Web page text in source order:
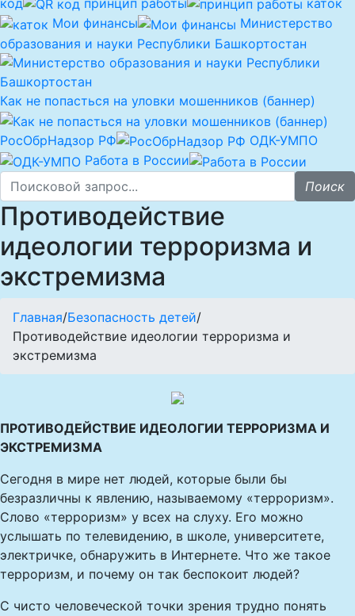
Мои финансы
Министерство
образования и науки Республики Башкортостан
Как не попасться на уловки мошенников (баннер)
РосОбрНадзор РФ
ОДК-УМПО
Работа в России
Поиск
Противодействие
идеологии терроризма и
экстремизма
Главная/Безопасность детей/
Противодействие идеологии терроризма и
экстремизма
ПРОТИВОДЕЙСТВИЕ ИДЕОЛОГИИ ТЕРРОРИЗМА И
ЭКСТРЕМИЗМА
Сегодня в мире нет людей, которые были бы
безразличны к явлению, называемому «терроризм».
Слово «терроризм» у всех на слуху. Его можно
услышать по телевидению, в школе, университете,
электричке, обнаружить в Интернете. Что же такое
терроризм, и почему он так беспокоит людей?
С чисто человеческой точки зрения трудно понять